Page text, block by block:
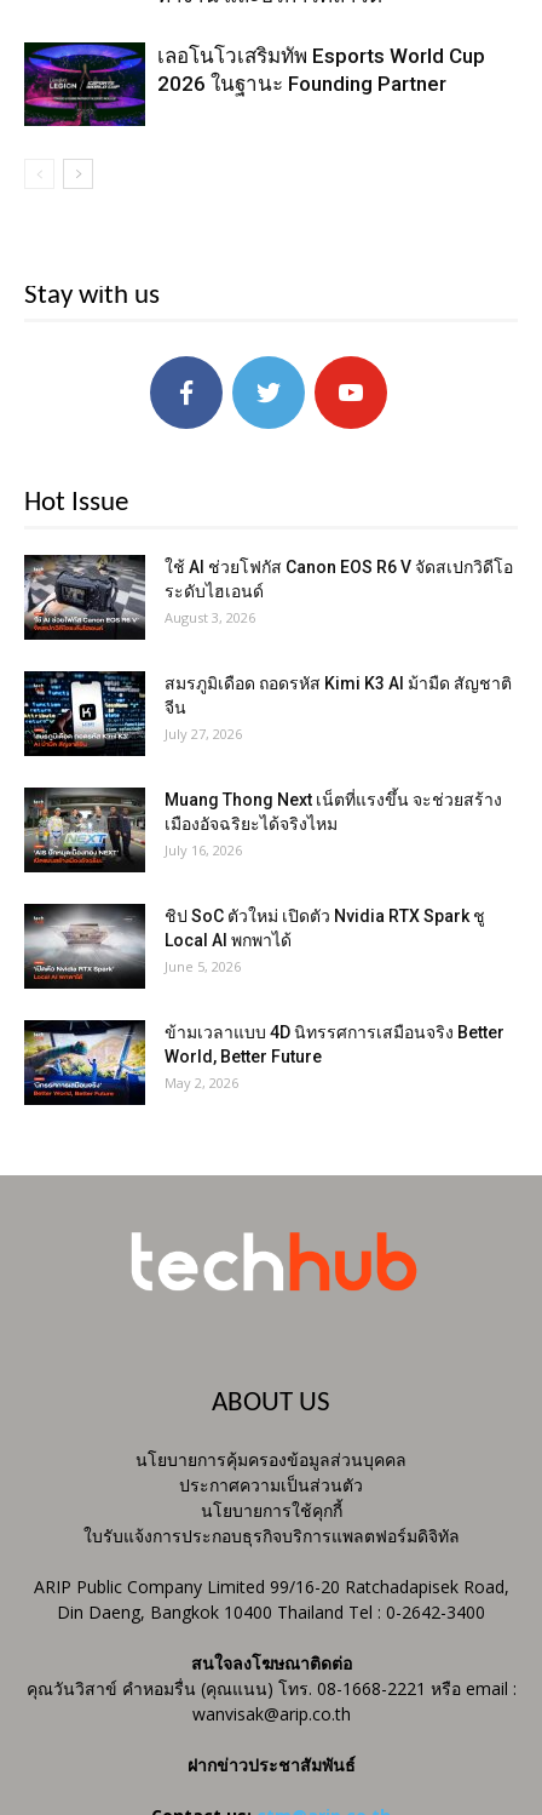
เลอโนโวเสริมทัพ Esports World Cup
2026 ในฐานะ Founding Partner
Stay with us
Hot Issue
ใช้ AI ช่วยโฟกัส Canon EOS R6 V จัดสเปกวิดีโอ
ระดับไฮเอนด์
August 3, 2026
สมรภูมิเดือด ถอดรหัส Kimi K3 AI ม้ามืด สัญชาติ
จีน
July 27, 2026
Muang Thong Next เน็ตที่แรงขึ้น จะช่วยสร้าง
เมืองอัจฉริยะได้จริงไหม
July 16, 2026
ชิป SoC ตัวใหม่ เปิดตัว Nvidia RTX Spark ชู
Local AI พกพาได้
June 5, 2026
ข้ามเวลาแบบ 4D นิทรรศการเสมือนจริง Better
World, Better Future
May 2, 2026
ABOUT US
นโยบายการคุ้มครองข้อมูลส่วนบุคคล
ประกาศความเป็นส่วนตัว
นโยบายการใช้คุกกี้
ใบรับแจ้งการประกอบธุรกิจบริการแพลตฟอร์มดิจิทัล
ARIP Public Company Limited 99/16-20 Ratchadapisek Road,
Din Daeng, Bangkok 10400 Thailand Tel : 0-2642-3400
สนใจลงโฆษณาติดต่อ
คุณวันวิสาข์ คำหอมรื่น (คุณแนน) โทร. 08-1668-2221 หรือ email :
wanvisak@arip.co.th
ฝากข่าวประชาสัมพันธ์